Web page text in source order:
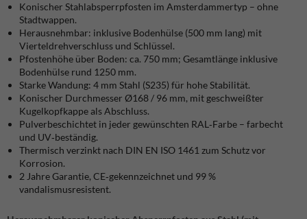
Konischer Stahlabsperrpfosten im Amsterdammertyp – ohne
Stadtwappen.
Herausnehmbar: inklusive Bodenhülse (500 mm lang) mit
Vierteldrehverschluss und Schlüssel.
Pfostenhöhe über Boden: ca. 750 mm; Gesamtlänge inklusive
Bodenhülse rund 1250 mm.
Starke Wandung: 4 mm Stahl (S235) für hohe Stabilität.
Konischer Durchmesser Ø168 / 96 mm, mit geschweißter
Kugelkopfkappe als Abschluss.
Pulverbeschichtet in jeder gewünschten RAL‑Farbe – farbecht
und UV‑beständig.
Thermisch verzinkt nach DIN EN ISO 1461 zum Schutz vor
Korrosion.
2 Jahre Garantie, CE‑gekennzeichnet und 99 %
vandalismusresistent.